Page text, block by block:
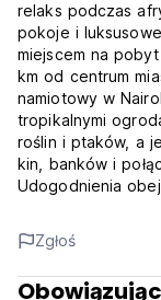
relaks podczas
pokoje i
miejscem na
km od centrum
namiotowy w
tropikalnymi
roślin i ptaków, a
kin, banków i
Udogodnienia
+ basen bez
+ bar
+ dostęp do
+ szafki (przynieś
Zgłoś